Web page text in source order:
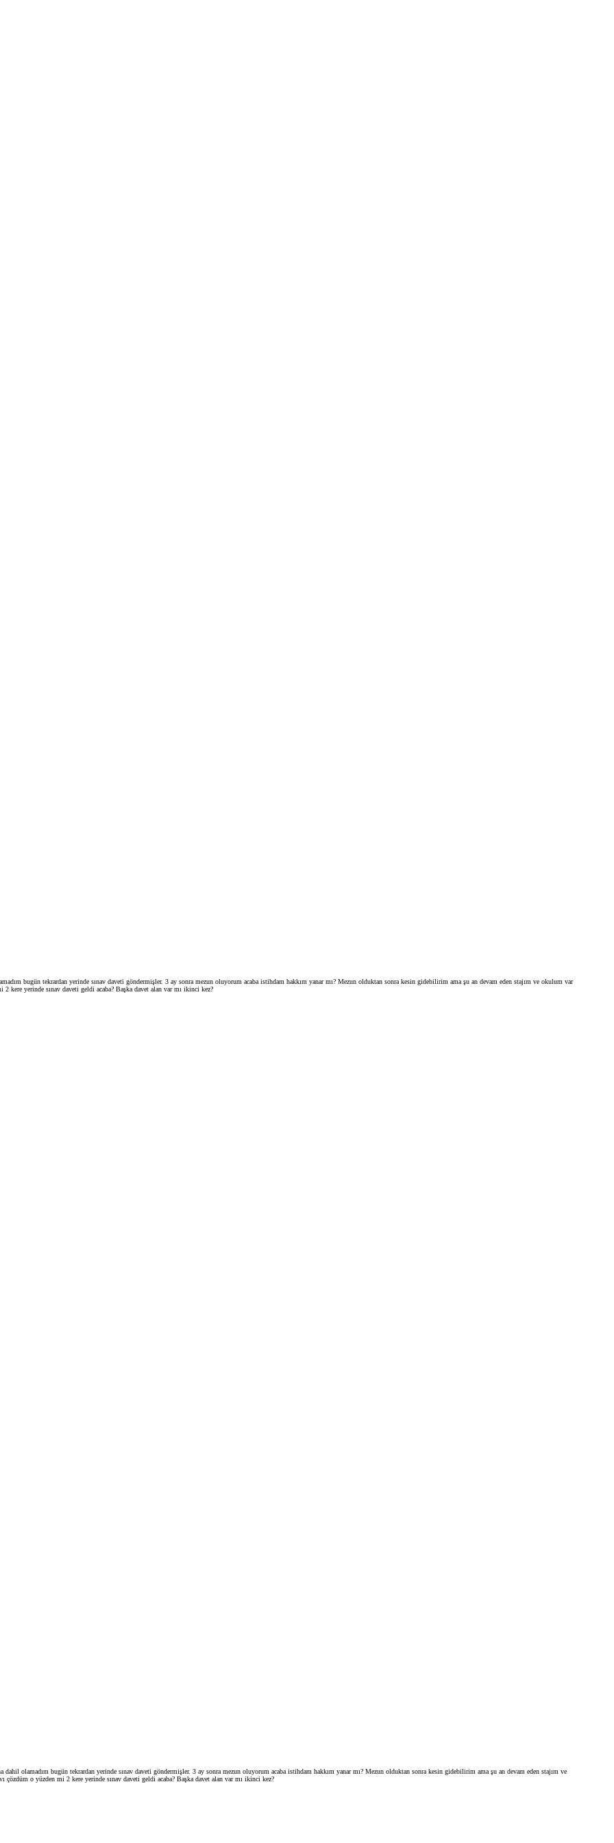
bugün tekrardan yerinde sınav daveti göndermişler. 3 ay sonra mezun oluyorum acaba istihdam hakkım yanar mı? Mezun olduktan sonra kesin gidebilirim ama şu an devam eden stajım ve okulum var
kere yerinde sınav daveti geldi acaba? Başka davet alan var mı ikinci kez?
dahil olamadım bugün tekrardan yerinde sınav daveti göndermişler. 3 ay sonra mezun oluyorum acaba istihdam hakkım yanar mı? Mezun olduktan sonra kesin gidebilirim ama şu an devam eden stajım ve
çözdüm o yüzden mi 2 kere yerinde sınav daveti geldi acaba? Başka davet alan var mı ikinci kez?